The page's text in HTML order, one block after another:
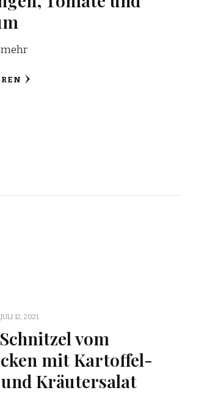
mehr
JULI 12, 2021
vom
mit Kartoffel-
Kräutersalat